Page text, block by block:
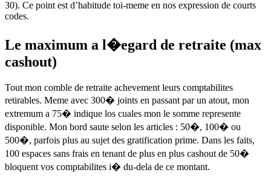
30). Ce point est d’habitude toi-meme en nos expression de courts
codes.
Le maximum a l�egard de retraite (max
cashout)
Tout mon comble de retraite achevement leurs comptabilites
retirables. Meme avec 300� joints en passant par un atout, mon
extremum a 75� indique los cuales mon le somme represente
disponible. Mon bord saute selon les articles : 50�, 100� ou
500�, parfois plus au sujet des gratification prime. Dans les faits,
100 espaces sans frais en tenant de plus en plus cashout de 50�
bloquent vos comptabilites i� du-dela de ce montant.